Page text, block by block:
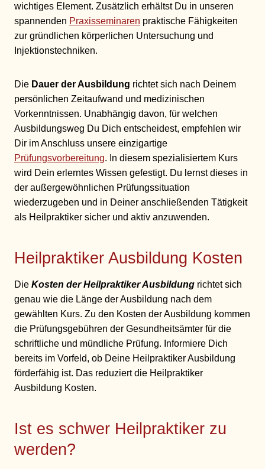
wichtiges Element. Zusätzlich erhältst Du in unseren
spannenden Praxisseminaren praktische Fähigkeiten
zur gründlichen körperlichen Untersuchung und
Injektionstechniken.
Die Dauer der Ausbildung richtet sich nach Deinem
persönlichen Zeitaufwand und medizinischen
Vorkenntnissen. Unabhängig davon, für welchen
Ausbildungsweg Du Dich entscheidest, empfehlen wir
Dir im Anschluss unsere einzigartige
Prüfungsvorbereitung. In diesem spezialisiertem Kurs
wird Dein erlerntes Wissen gefestigt. Du lernst dieses in
der außergewöhnlichen Prüfungssituation
wiederzugeben und in Deiner anschließenden Tätigkeit
als Heilpraktiker sicher und aktiv anzuwenden.
Heilpraktiker Ausbildung Kosten
Die Kosten der Heilpraktiker Ausbildung richtet sich
genau wie die Länge der Ausbildung nach dem
gewählten Kurs. Zu den Kosten der Ausbildung kommen
die Prüfungsgebühren der Gesundheitsämter für die
schriftliche und mündliche Prüfung. Informiere Dich
bereits im Vorfeld, ob Deine Heilpraktiker Ausbildung
förderfähig ist. Das reduziert die Heilpraktiker
Ausbildung Kosten.
Ist es schwer Heilpraktiker zu
werden?